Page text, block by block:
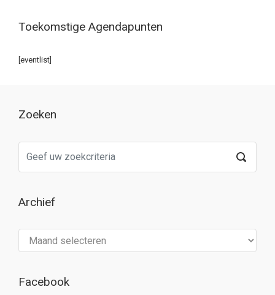
Toekomstige Agendapunten
[eventlist]
Zoeken
Archief
Facebook